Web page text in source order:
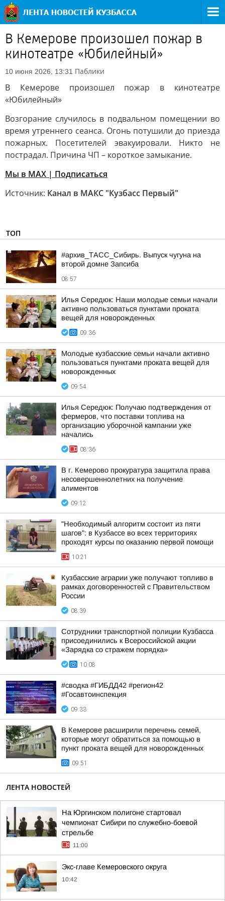
В Кемерове произошел пожар в
кинотеатре «Юбилейный»
10 июня 2026, 13:31 Паблики
В Кемерове произошел пожар в кинотеатре
«Юбилейный»
Возгорание случилось в подвальном помещении во
время утреннего сеанса. Огонь потушили до приезда
пожарных. Посетителей эвакуировали. Никто не
пострадал. Причина ЧП – короткое замыкание.
Мы в МАХ | Подписаться
Источник: Канал в МАКС "Кузбасс Первый"
ТОП
#архив_ТАСС_Сибирь. Выпуск чугуна на
второй домне Запсиба
08:57
Илья Середюк: Наши молодые семьи начали
активно пользоваться пунктами проката
вещей для новорожденных
09:36
Молодые кузбасские семьи начали активно
пользоваться пунктами проката вещей для
новорожденных
09:54
Илья Середюк: Получаю подтверждения от
фермеров, что поставки топлива на
организацию уборочной кампании уже
начались
08:36
В г. Кемерово прокуратура защитила права
несовершеннолетних на получение
алиментов
09:12
"Необходимый алгоритм состоит из пяти
шагов": в Кузбассе во всех территориях
проходят курсы по оказанию первой помощи
10:21
Кузбасские аграрии уже получают топливо в
рамках договоренностей с Правительством
России
08:39
Сотрудники транспортной полиции Кузбасса
присоединились к Всероссийской акции
«Зарядка со стражем порядка»
10:08
#сводка #ГИБДД42 #регион42
#Госавтоинспекция
09:33
В Кемерове расширили перечень семей,
которые могут обратиться за помощью в
пункт проката вещей для новорожденных
09:51
ЛЕНТА НОВОСТЕЙ
На Юргинском полигоне стартовал
чемпионат Сибири по служебно-боевой
стрельбе
11:00
Экс-главе Кемеровского округа
10:42